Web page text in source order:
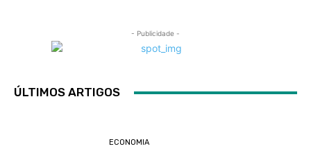
- Publicidade -
ÚLTIMOS ARTIGOS
ECONOMIA